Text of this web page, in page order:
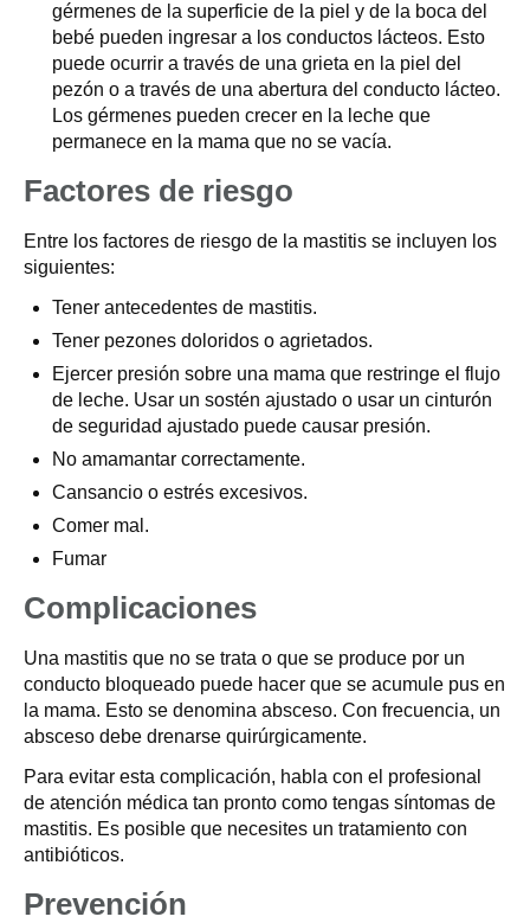
gérmenes de la superficie de la piel y de la boca del
bebé pueden ingresar a los conductos lácteos. Esto
puede ocurrir a través de una grieta en la piel del
pezón o a través de una abertura del conducto lácteo.
Los gérmenes pueden crecer en la leche que
permanece en la mama que no se vacía.
Factores de riesgo
Entre los factores de riesgo de la mastitis se incluyen los
siguientes:
Tener antecedentes de mastitis.
Tener pezones doloridos o agrietados.
Ejercer presión sobre una mama que restringe el flujo
de leche. Usar un sostén ajustado o usar un cinturón
de seguridad ajustado puede causar presión.
No amamantar correctamente.
Cansancio o estrés excesivos.
Comer mal.
Fumar
Complicaciones
Una mastitis que no se trata o que se produce por un
conducto bloqueado puede hacer que se acumule pus en
la mama. Esto se denomina absceso. Con frecuencia, un
absceso debe drenarse quirúrgicamente.
Para evitar esta complicación, habla con el profesional
de atención médica tan pronto como tengas síntomas de
mastitis. Es posible que necesites un tratamiento con
antibióticos.
Prevención